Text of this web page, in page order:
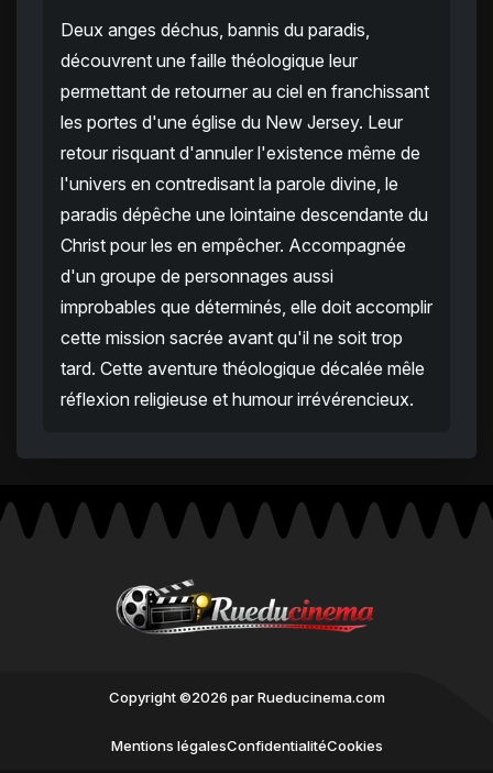
Deux anges déchus, bannis du paradis,
découvrent une faille théologique leur
permettant de retourner au ciel en franchissant
les portes d'une église du New Jersey. Leur
retour risquant d'annuler l'existence même de
l'univers en contredisant la parole divine, le
paradis dépêche une lointaine descendante du
Christ pour les en empêcher. Accompagnée
d'un groupe de personnages aussi
improbables que déterminés, elle doit accomplir
cette mission sacrée avant qu'il ne soit trop
tard. Cette aventure théologique décalée mêle
réflexion religieuse et humour irrévérencieux.
Copyright ©2026 par Rueducinema.com
Mentions légalesConfidentialitéCookies